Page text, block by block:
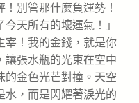
別管那什麼負運勢！
天所有的壞運氣！」
宰！我的金錢，就是你
讓張水瓶的光束在空中
的金色光芒對撞。天空
水，而是閃耀著淚光的